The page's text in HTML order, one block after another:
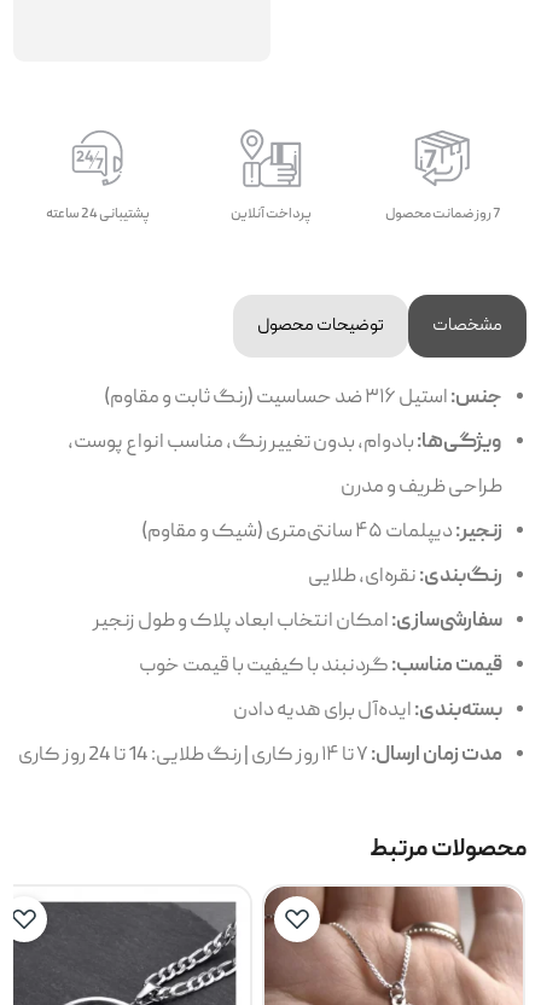
7 روز ضمانت محصول پرداخت آنلاین پشتیبانی 24 ساعته
مشخصات توضیحات محصول
جنس:استیل ۳۱۶ ضد حساسیت (رنگ ثابت و مقاوم)
ویژگی‌ها:بادوام، بدون تغییر رنگ، مناسب انواع پوست،
طراحی ظریف و مدرن
زنجیر:دیپلمات ۴۵ سانتی‌متری (شیک و مقاوم)
رنگ‌بندی:نقره‌ای، طلایی
سفارشی‌سازی:امکان انتخاب ابعاد پلاک و طول زنجیر
قیمت مناسب:گردنبند با کیفیت با قیمت خوب
بسته‌بندی:ایده‌آل برای هدیه دادن
مدت زمان ارسال:
محصولات مرتبط